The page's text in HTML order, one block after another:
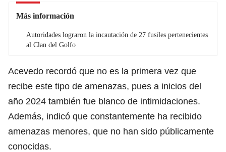
Más información
Autoridades lograron la incautación de 27 fusiles pertenecientes
al Clan del Golfo
Acevedo recordó que no es la primera vez que
recibe este tipo de amenazas, pues a inicios del
año 2024 también fue blanco de intimidaciones.
Además, indicó que constantemente ha recibido
amenazas menores, que no han sido públicamente
conocidas.